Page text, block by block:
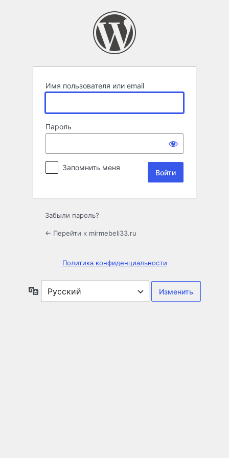
Имя пользователя или email
Пароль
Запомнить меня
Забыли пароль?
← Перейти к mirmebeli33.ru
Политика конфиденциальности
Язык